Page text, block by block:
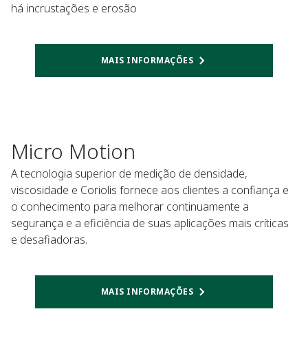
há incrustações e erosão
MAIS INFORMAÇÕES
Micro Motion
A tecnologia superior de medição de densidade,
viscosidade e Coriolis fornece aos clientes a confiança e
o conhecimento para melhorar continuamente a
segurança e a eficiência de suas aplicações mais críticas
e desafiadoras.
MAIS INFORMAÇÕES